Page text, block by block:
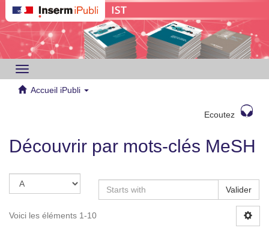
Toggle
navigation
Accueil iPubli
Ecoutez
Découvrir par mots-clés MeSH
Valider
Voici les éléments 1-10